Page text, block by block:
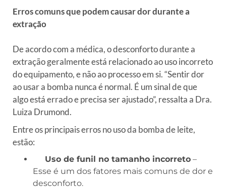
Erros comuns que podem causar dor durante a
extração
De acordo com a médica, o desconforto durante a
extração geralmente está relacionado ao uso incorreto
do equipamento, e não ao processo em si.“Sentir dor
ao usar a bomba nunca é normal. É um sinal de que
algo está errado e precisa ser ajustado”, ressalta a Dra.
Luiza Drumond.
Entre os principais erros no uso da bomba de leite,
estão:
Uso de funil no tamanho incorreto –
Esse é um dos fatores mais comuns de dor e
desconforto.